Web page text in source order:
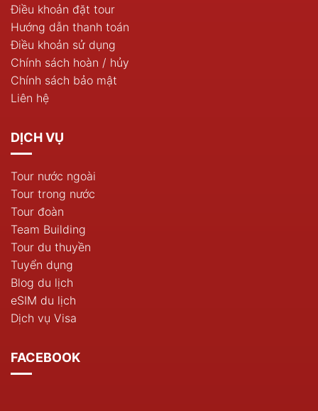
Điều khoản đặt tour
Hướng dẫn thanh toán
Điều khoản sử dụng
Chính sách hoàn / hủy
Chính sách bảo mật
Liên hệ
DỊCH VỤ
Tour nước ngoài
Tour trong nước
Tour đoàn
Team Building
Tour du thuyền
Tuyển dụng
Blog du lịch
eSIM du lịch
Dịch vụ Visa
FACEBOOK